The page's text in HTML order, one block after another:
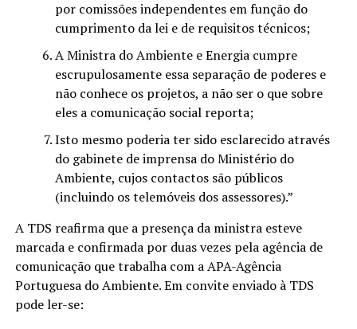
por comissões independentes em função do
cumprimento da lei e de requisitos técnicos;
A Ministra do Ambiente e Energia cumpre
escrupulosamente essa separação de poderes e
não conhece os projetos, a não ser o que sobre
eles a comunicação social reporta;
Isto mesmo poderia ter sido esclarecido através
do gabinete de imprensa do Ministério do
Ambiente, cujos contactos são públicos
(incluindo os telemóveis dos assessores).”
A TDS reafirma que a presença da ministra esteve
marcada e confirmada por duas vezes pela agência de
comunicação que trabalha com a APA-Agência
Portuguesa do Ambiente. Em convite enviado à TDS
pode ler-se: